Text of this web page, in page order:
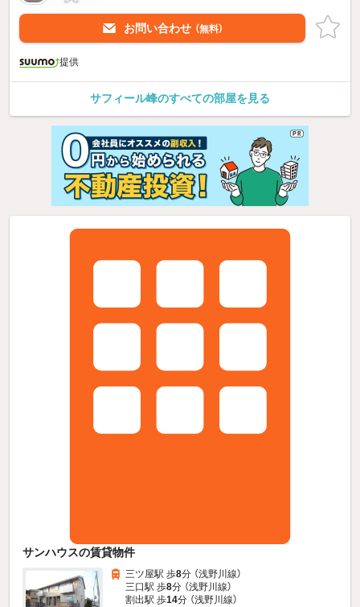
お問い合わせ （無料）
提供
サフィール峰のすべての部屋を見る
サンハウスの賃貸物件
三ツ屋駅 歩8分 （浅野川線）
三口駅 歩8分 （浅野川線）
割出駅 歩14分 （浅野川線）